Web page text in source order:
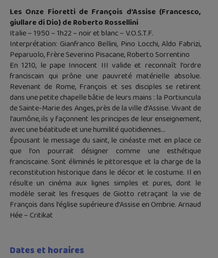
Les Onze Fioretti de François d’Assise (Francesco,
giullare di Dio) de Roberto Rossellini
Italie – 1950 – 1h22 – noir et blanc – V.O.S.T.F.
Interprétation: Gianfranco Bellini, Pino Locchi, Aldo Fabrizi,
Peparuolo, Frère Severino Pisacane, Roberto Sorrentino
En 1210, le pape Innocent III valide et reconnaît l’ordre
franciscain qui prône une pauvreté matérielle absolue.
Revenant de Rome, François et ses disciples se retirent
dans une petite chapelle bâtie de leurs mains : la Portiuncula
de Sainte-Marie des Anges, près de la ville d’Assise. Vivant de
l’aumône, ils y façonnent les principes de leur enseignement,
avec une béatitude et une humilité quotidiennes…
Épousant le message du saint, le cinéaste met en place ce
que l’on pourrait désigner comme une esthétique
franciscaine. Sont éliminés le pittoresque et la charge de la
reconstitution historique dans le décor et le costume. Il en
résulte un cinéma aux lignes simples et pures, dont le
modèle serait les fresques de Giotto retraçant la vie de
François dans l’église supérieure d’Assise en Ombrie. Arnaud
Hée – Critikat
Dates et horaires